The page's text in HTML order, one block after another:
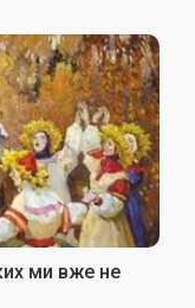
ми вже не